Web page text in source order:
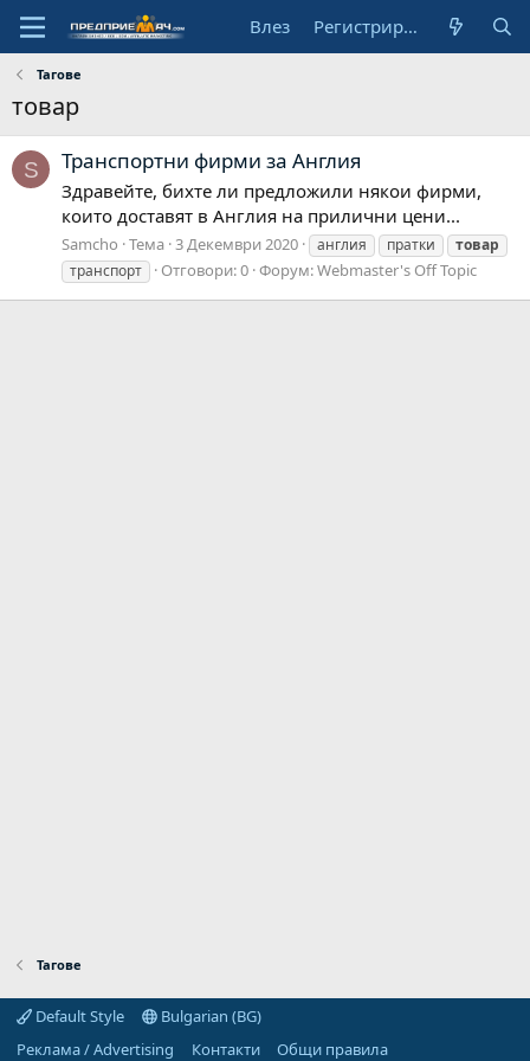
Влез Регистрирай се
Тагове
товар
S Транспортни фирми за Англия
Здравейте, бихте ли предложили някои фирми,
които доставят в Англия на прилични цени...
Samcho Тема 3 Декември 2020 англия пратки
товар
транспорт
Отговори: 0 Форум:Webmaster's Off Topic
Тагове
Default Style
Bulgarian (BG)
Реклама / Advertising
Контакти
Общи правила